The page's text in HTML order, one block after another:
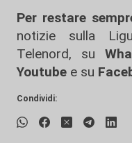
Per restare
notizie sulla
Telenord, su
Youtube e su
Condividi: